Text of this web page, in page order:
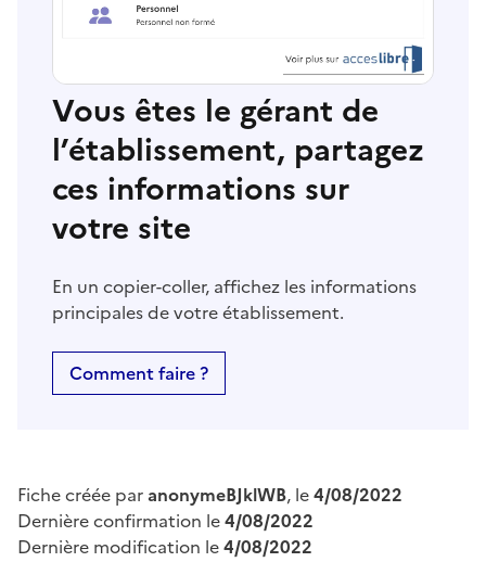
Vous êtes le gérant de
l’établissement, partagez
ces informations sur
votre site
En un copier-coller, affichez les informations
principales de votre établissement.
Comment faire ?
Fiche créée paranonymeBJklWB, le4/08/2022
Dernière confirmation le4/08/2022
Dernière modification le4/08/2022